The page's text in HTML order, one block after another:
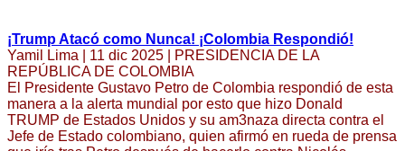
¡Trump Atacó como Nunca! ¡Colombia Respondió!
Yamil Lima | 11 dic 2025 | PRESIDENCIA DE LA
REPÚBLICA DE COLOMBIA
El Presidente Gustavo Petro de Colombia respondió de esta
manera a la alerta mundial por esto que hizo Donald
TRUMP de Estados Unidos y su am3naza directa contra el
Jefe de Estado colombiano, quien afirmó en rueda de prensa